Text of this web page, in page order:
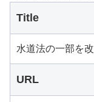
Title
水道法の一部を
URL